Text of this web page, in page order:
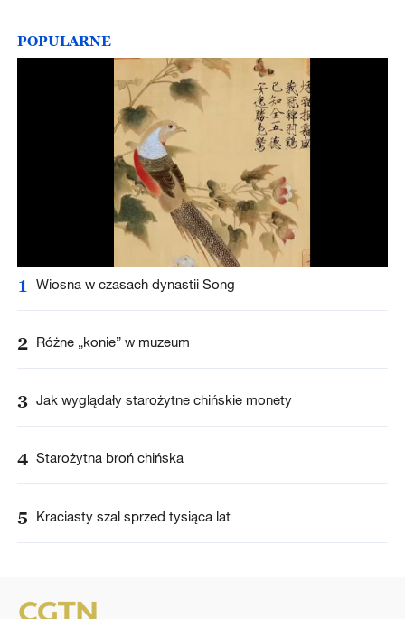
POPULARNE
1 Wiosna w czasach dynastii Song
2 Różne „konie” w muzeum
3 Jak wyglądały starożytne chińskie monety
4 Starożytna broń chińska
5 Kraciasty szal sprzed tysiąca lat